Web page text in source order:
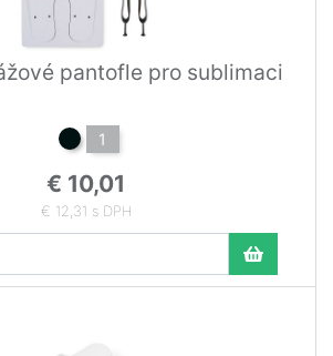
pantofle pro sublimaci
1
€ 10,01
€ 12,31 s DPH